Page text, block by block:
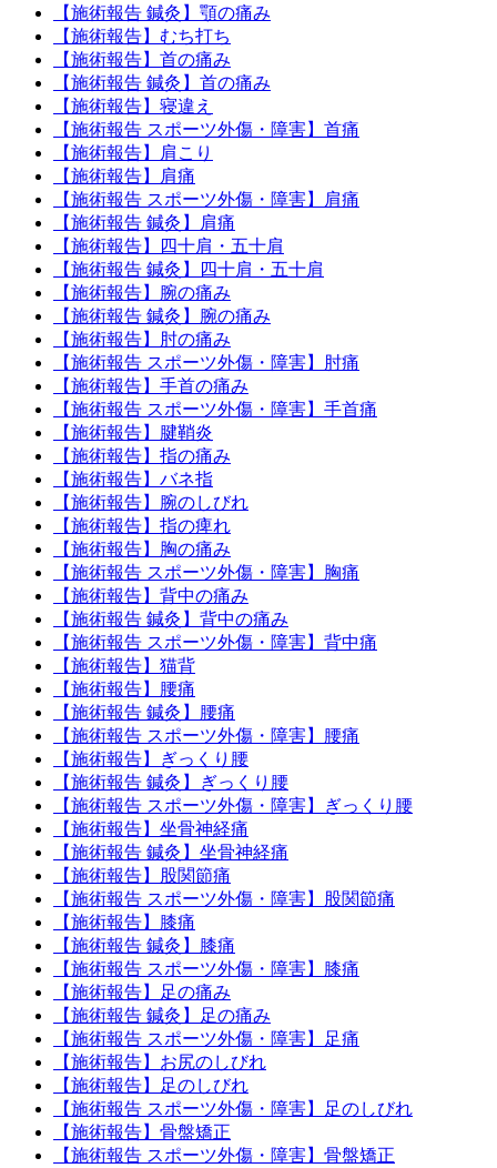
【施術報告 鍼灸】顎の痛み
【施術報告】むち打ち
【施術報告】首の痛み
【施術報告 鍼灸】首の痛み
【施術報告】寝違え
【施術報告 スポーツ外傷・障害】首痛
【施術報告】肩こり
【施術報告】肩痛
【施術報告 スポーツ外傷・障害】肩痛
【施術報告 鍼灸】肩痛
【施術報告】四十肩・五十肩
【施術報告 鍼灸】四十肩・五十肩
【施術報告】腕の痛み
【施術報告 鍼灸】腕の痛み
【施術報告】肘の痛み
【施術報告 スポーツ外傷・障害】肘痛
【施術報告】手首の痛み
【施術報告 スポーツ外傷・障害】手首痛
【施術報告】腱鞘炎
【施術報告】指の痛み
【施術報告】バネ指
【施術報告】腕のしびれ
【施術報告】指の痺れ
【施術報告】胸の痛み
【施術報告 スポーツ外傷・障害】胸痛
【施術報告】背中の痛み
【施術報告 鍼灸】背中の痛み
【施術報告 スポーツ外傷・障害】背中痛
【施術報告】猫背
【施術報告】腰痛
【施術報告 鍼灸】腰痛
【施術報告 スポーツ外傷・障害】腰痛
【施術報告】ぎっくり腰
【施術報告 鍼灸】ぎっくり腰
【施術報告 スポーツ外傷・障害】ぎっくり腰
【施術報告】坐骨神経痛
【施術報告 鍼灸】坐骨神経痛
【施術報告】股関節痛
【施術報告 スポーツ外傷・障害】股関節痛
【施術報告】膝痛
【施術報告 鍼灸】膝痛
【施術報告 スポーツ外傷・障害】膝痛
【施術報告】足の痛み
【施術報告 鍼灸】足の痛み
【施術報告 スポーツ外傷・障害】足痛
【施術報告】お尻のしびれ
【施術報告】足のしびれ
【施術報告 スポーツ外傷・障害】足のしびれ
【施術報告】骨盤矯正
【施術報告 スポーツ外傷・障害】骨盤矯正